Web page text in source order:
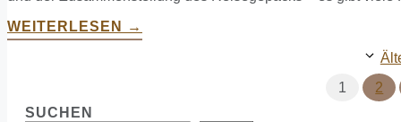
WEITERLESEN →
Seite
1 Seite
2
SUCHEN